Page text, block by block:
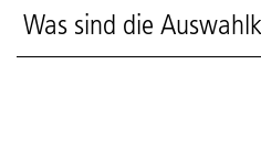
Was sind die